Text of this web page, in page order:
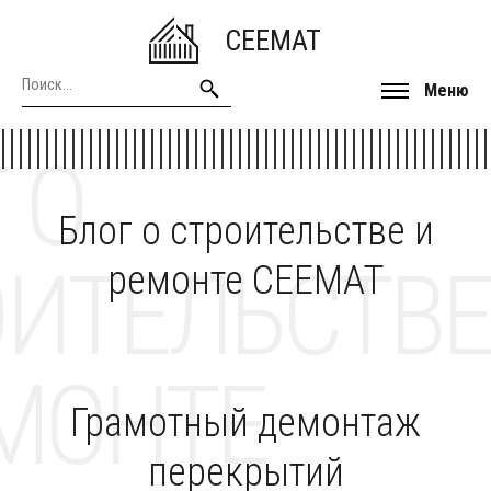
CEEMAT
Меню
Блог о строительстве и
ремонте CEEMAT
О
Грамотный демонтаж
перекрытий